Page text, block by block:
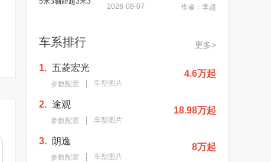
2026-08-07 作者：李超
车系排行 更多>
1. 五菱宏光
参数配置 车型图片
4.6万起
2. 途观
参数配置 车型图片
18.98万起
3. 朗逸
参数配置 车型图片
8万起